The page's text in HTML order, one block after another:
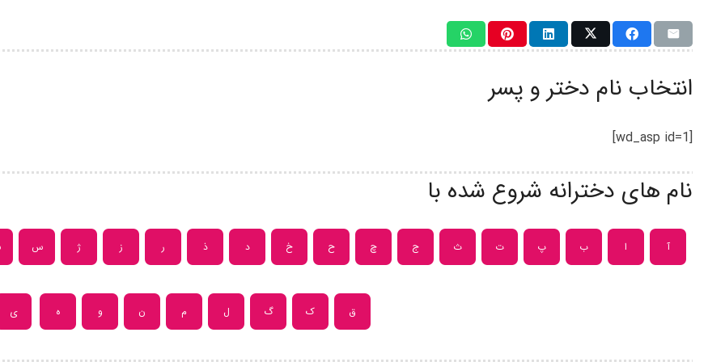
انتخاب نام دختر و پسر
[wd_asp id=1]
نام های دخترانه شروع شده با
آ ا ب پ ت ث ج چ ح خ د ذ ر ز ژ س
ق ک گ ل م ن و ه ی